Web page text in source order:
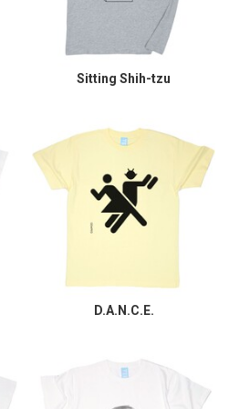
Sitting Shih-tzu
D.A.N.C.E.